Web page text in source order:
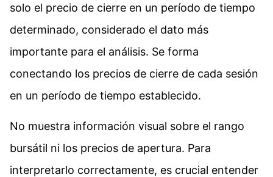
solo el precio de cierre en un período de tiempo
determinado, considerado el dato más
importante para el análisis. Se forma
conectando los precios de cierre de cada sesión
en un período de tiempo establecido.
No muestra información visual sobre el rango
bursátil ni los precios de apertura. Para
interpretarlo correctamente, es crucial entender